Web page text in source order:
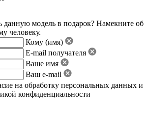
данную модель в подарок? Намекните об
человеку.
Кому (имя)
E-mail получателя
Ваше имя
Ваш e-mail
на обработку персональных данных и
конфиденциальности